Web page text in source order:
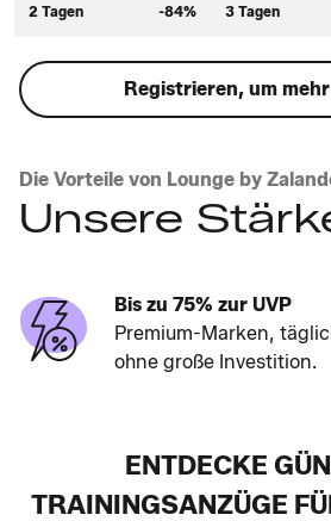
2 Tagen -84% 3 Tagen
Registrieren, um
Die Vorteile von Lounge by
Unsere
Bis zu 75% zur UVP
Premium-Marken,
ohne große Investition.
ENTDECKE
TRAININGSANZÜGE